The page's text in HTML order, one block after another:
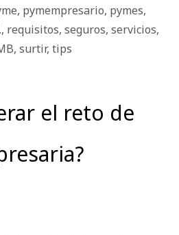
, pymempresario, pymes,
, requisitos, seguros, servicios,
, surtir, tips
el reto de